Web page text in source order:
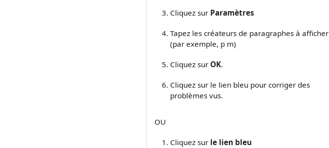
Cliquez sur Paramètres
Tapez les créateurs de paragraphes à afficher
(par exemple, p m)
Cliquez sur OK.
Cliquez sur le lien bleu pour corriger des
problèmes vus.
OU
Cliquez sur le lien bleu